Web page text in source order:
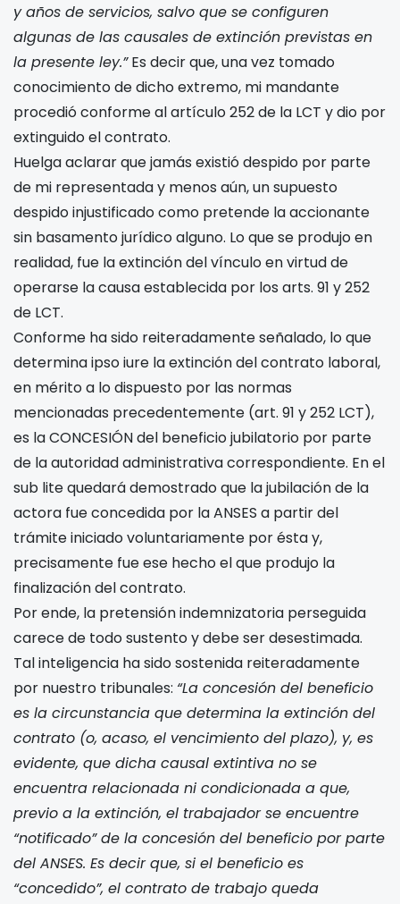
y años de servicios, salvo que se configuren
algunas de las causales de extinción previstas en
la presente ley.”Es decir que, una vez tomado
conocimiento de dicho extremo, mi mandante
procedió conforme al artículo 252 de la LCT y dio por
extinguido el contrato.
Huelga aclarar que jamás existió despido por parte
de mi representada y menos aún, un supuesto
despido injustificado como pretende la accionante
sin basamento jurídico alguno. Lo que se produjo en
realidad, fue la extinción del vínculo en virtud de
operarse la causa establecida por los arts. 91 y 252
de LCT.
Conforme ha sido reiteradamente señalado, lo que
determina ipso iure la extinción del contrato laboral,
en mérito a lo dispuesto por las normas
mencionadas precedentemente (art. 91 y 252 LCT),
es la CONCESIÓN del beneficio jubilatorio por parte
de la autoridad administrativa correspondiente. En el
sub lite quedará demostrado que la jubilación de la
actora fue concedida por la ANSES a partir del
trámite iniciado voluntariamente por ésta y,
precisamente fue ese hecho el que produjo la
finalización del contrato.
Por ende, la pretensión indemnizatoria perseguida
carece de todo sustento y debe ser desestimada.
Tal inteligencia ha sido sostenida reiteradamente
por nuestro tribunales: “La concesión del beneficio
es la circunstancia que determina la extinción del
contrato (o, acaso, el vencimiento del plazo), y, es
evidente, que dicha causal extintiva no se
encuentra relacionada ni condicionada a que,
previo a la extinción, el trabajador se encuentre
“notificado” de la concesión del beneficio por parte
del ANSES. Es decir que, si el beneficio es
“concedido”, el contrato de trabajo queda